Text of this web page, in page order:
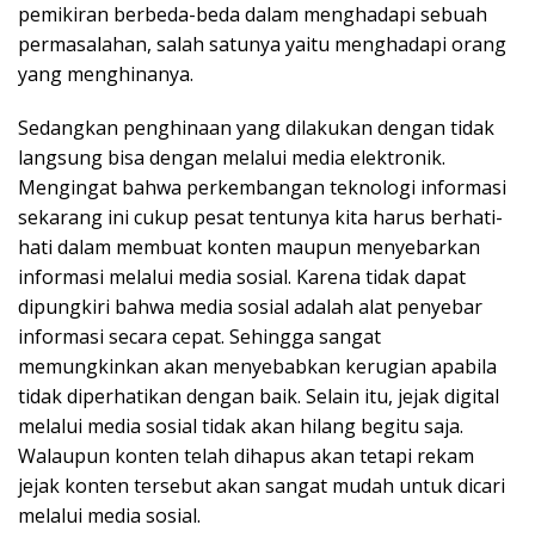
pemikiran berbeda-beda dalam menghadapi sebuah
permasalahan, salah satunya yaitu menghadapi orang
yang menghinanya.
Sedangkan penghinaan yang dilakukan dengan tidak
langsung bisa dengan melalui media elektronik.
Mengingat bahwa perkembangan teknologi informasi
sekarang ini cukup pesat tentunya kita harus berhati-
hati dalam membuat konten maupun menyebarkan
informasi melalui media sosial. Karena tidak dapat
dipungkiri bahwa media sosial adalah alat penyebar
informasi secara cepat. Sehingga sangat
memungkinkan akan menyebabkan kerugian apabila
tidak diperhatikan dengan baik. Selain itu, jejak digital
melalui media sosial tidak akan hilang begitu saja.
Walaupun konten telah dihapus akan tetapi rekam
jejak konten tersebut akan sangat mudah untuk dicari
melalui media sosial.